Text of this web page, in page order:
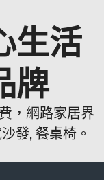
生活
牌
，網路家居界
發, 餐桌椅。